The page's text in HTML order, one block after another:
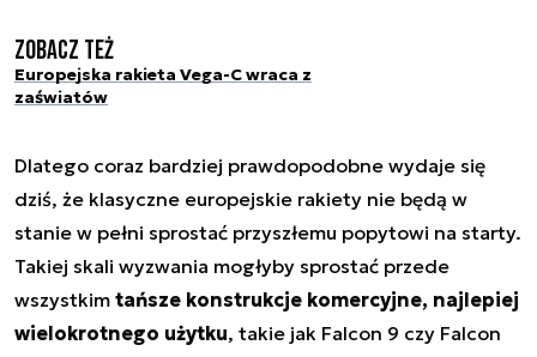
Zobacz też
Europejska rakieta Vega-C wraca z
zaświatów
Dlatego coraz bardziej prawdopodobne wydaje się
dziś, że klasyczne europejskie rakiety nie będą w
stanie w pełni sprostać przyszłemu popytowi na starty.
Takiej skali wyzwania mogłyby sprostać przede
wszystkim tańsze konstrukcje komercyjne, najlepiej
wielokrotnego użytku, takie jak Falcon 9 czy Falcon